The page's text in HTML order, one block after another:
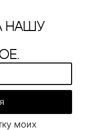
нашу
моих